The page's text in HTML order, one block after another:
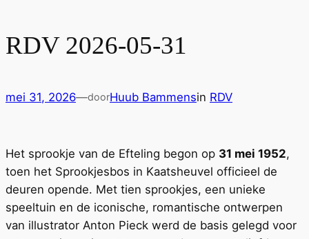
RDV 2026-05-31
mei 31, 2026—doorHuub Bammensin RDV
Het sprookje van de Efteling begon op 31 mei 1952,
toen het Sprookjesbos in Kaatsheuvel officieel de
deuren opende. Met tien sprookjes, een unieke
speeltuin en de iconische, romantische ontwerpen
van illustrator Anton Pieck werd de basis gelegd voor